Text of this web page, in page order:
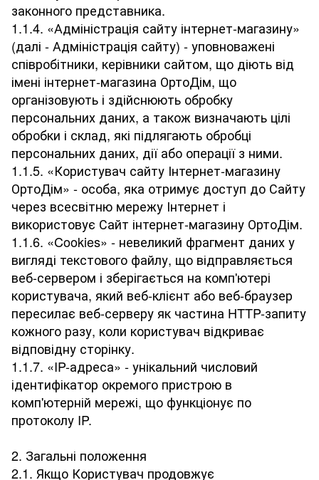
законного представника.
1.1.4. «Адміністрація сайту інтернет-магазину»
(далі - Адміністрація сайту) - уповноважені
співробітники, керівники сайтом, що діють від
імені інтернет-магазина ОртоДім, що
організовують і здійснюють обробку
персональних даних, а також визначають цілі
обробки і склад, які підлягають обробці
персональних даних, дії або операції з ними.
1.1.5. «Користувач сайту Інтернет-магазину
ОртоДім» - особа, яка отримує доступ до Сайту
через всесвітню мережу Інтернет і
використовує Сайт інтернет-магазину ОртоДім.
1.1.6. «Cookies» - невеликий фрагмент даних у
вигляді текстового файлу, що відправляється
веб-сервером і зберігається на комп'ютері
користувача, який веб-клієнт або веб-браузер
пересилає веб-серверу як частина HTTP-запиту
кожного разу, коли користувач відкриває
відповідну сторінку.
1.1.7. «IP-адреса» - унікальний числовий
ідентифікатор окремого пристрою в
комп'ютерній мережі, що функціонує по
протоколу IP.
2. Загальні положення
2.1. Якщо Користувач продовжує